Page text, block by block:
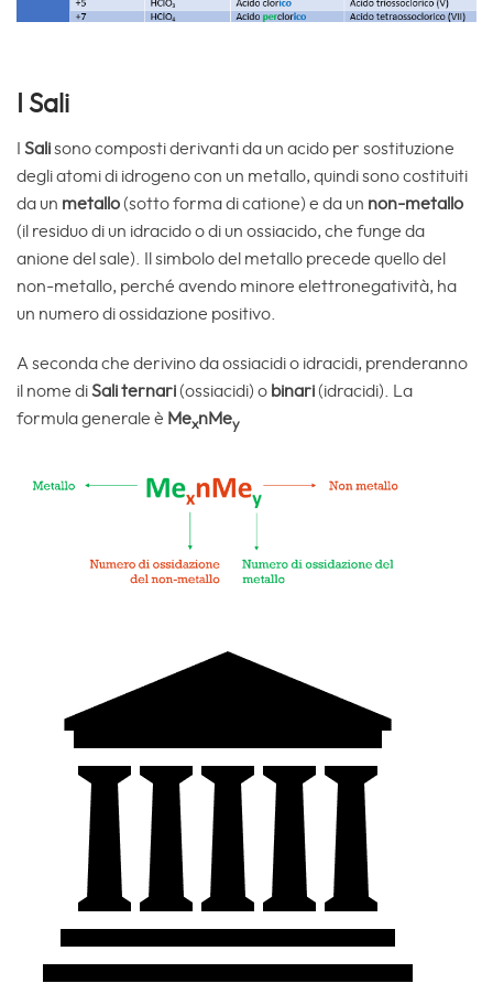
I Sali
Salisono composti derivanti da un acido per sostituzione
degli atomi di idrogeno con un metallo, quindi sono costituiti
da un metallo(sotto forma di catione) e da un non-metallo
(il residuo di un idracido o di un ossiacido, che funge da
anione del sale). Il simbolo del metallo precede quello del
non-metallo, perché avendo minore elettronegatività, ha
un numero di ossidazione positivo.
A seconda che derivino da ossiacidi o idracidi, prenderanno
il nome diSali ternari(ossiacidi) o binari(idracidi). La
formula generale è MexnMey